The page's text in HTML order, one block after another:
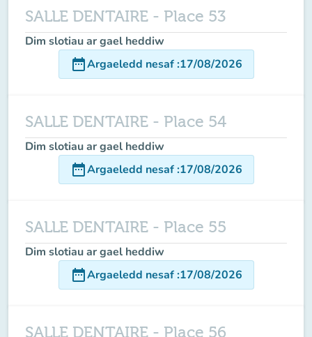
SALLE DENTAIRE - Place 53
Dim slotiau ar gael heddiw
date_rangeArgaeledd nesaf:17/08/2026
SALLE DENTAIRE - Place 54
Dim slotiau ar gael heddiw
date_rangeArgaeledd nesaf:17/08/2026
SALLE DENTAIRE - Place 55
Dim slotiau ar gael heddiw
date_rangeArgaeledd nesaf:17/08/2026
SALLE DENTAIRE - Place 56